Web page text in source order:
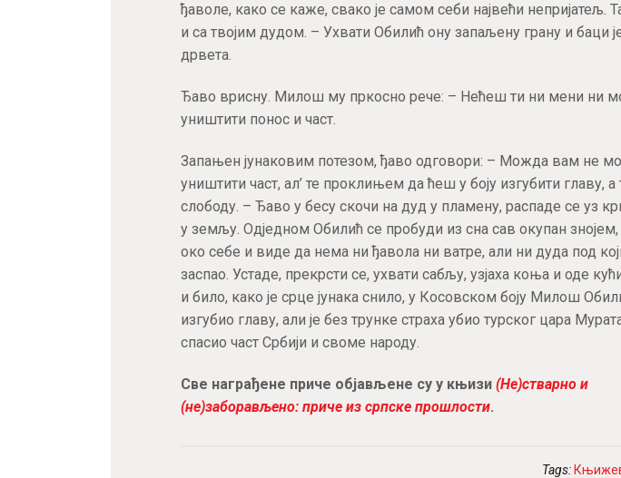
ђаволе, како се каже, свако је самом себи највећи непријатељ.
и са твојим дудом. – Ухвати Обилић ону запаљену грану и баци
дрвета.
Ђаво врисну. Милош му пркосно рече: – Нећеш ти ни мени ни
уништити понос и част.
Запањен јунаковим потезом, ђаво одговори: – Можда вам не
уништити част, ал’ те проклињем да ћеш у боју изгубити главу, а
слободу. – Ђаво у бесу скочи на дуд у пламену, распаде се уз
у земљу. Одједном Обилић се пробуди из сна сав окупан
око себе и виде да нема ни ђавола ни ватре, али ни дуда под
заспао. Устаде, прекрсти се, ухвати сабљу, узјаха коња и оде
и било, како је срце јунака снило, у Косовском боју Милош
изгубио главу, али је без трунке страха убио турског цара
спасио част Србији и своме народу.
Све награђене приче објављене су у књизи (Не)стварно и
(не)заборављено: приче из српске прошлости.
Tags: